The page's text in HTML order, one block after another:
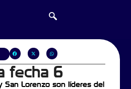
fecha 6
San Lorenzo son líderes del